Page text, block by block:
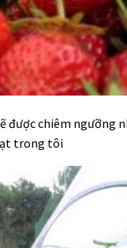
được chiêm
trong tôi